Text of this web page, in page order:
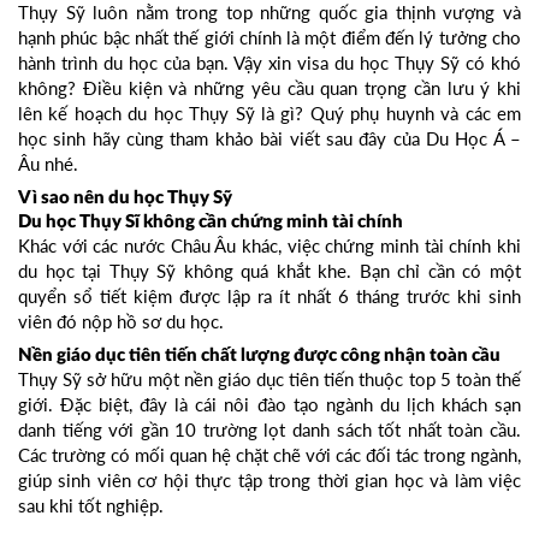
Thụy Sỹ luôn nằm trong top những quốc gia thịnh vượng và
hạnh phúc bậc nhất thế giới chính là một điểm đến lý tưởng cho
hành trình du học của bạn. Vậy xin visa du học Thụy Sỹ có khó
không? Điều kiện và những yêu cầu quan trọng cần lưu ý khi
lên kế hoạch du học Thụy Sỹ là gì? Quý phụ huynh và các em
học sinh hãy cùng tham khảo bài viết sau đây của Du Học Á –
Âu nhé.
Vì sao nên du học Thụy Sỹ
Du học Thụy Sĩ không cần chứng minh tài chính
Khác với các nước Châu Âu khác, việc chứng minh tài chính khi
du học tại Thụy Sỹ không quá khắt khe. Bạn chỉ cần có một
quyển sổ tiết kiệm được lập ra ít nhất 6 tháng trước khi sinh
viên đó nộp hồ sơ du học.
Nền giáo dục tiên tiến chất lượng được công nhận toàn cầu
Thụy Sỹ sở hữu một nền giáo dục tiên tiến thuộc top 5 toàn thế
giới. Đặc biệt, đây là cái nôi đào tạo ngành du lịch khách sạn
danh tiếng với gần 10 trường lọt danh sách tốt nhất toàn cầu.
Các trường có mối quan hệ chặt chẽ với các đối tác trong ngành,
giúp sinh viên cơ hội thực tập trong thời gian học và làm việc
sau khi tốt nghiệp.